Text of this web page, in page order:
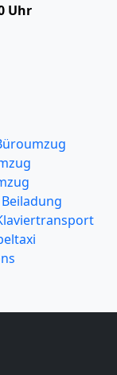
Uhr
Beiladung